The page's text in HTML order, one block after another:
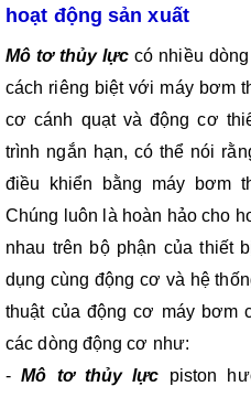
hoạt động sản xuất
Mô tơ thủy lực có nhiều
cách riêng biệt với máy bơm
cơ cánh quạt và động cơ
trình ngắn hạn, có thể nói
điều khiển bằng máy bơm
Chúng luôn là hoàn hảo cho
nhau trên bộ phận của thiết
dụng cùng động cơ và hệ
thuật của động cơ máy bơm
các dòng động cơ như:
- Mô tơ thủy lực piston